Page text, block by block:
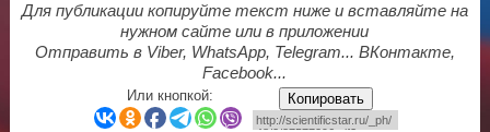
Для публикации копируйте текст ниже и вставляйте на
нужном сайте или в приложении
Отправить в Viber, WhatsApp, Telegram... ВКонтакте,
Facebook...
Или кнопкой: Копировать